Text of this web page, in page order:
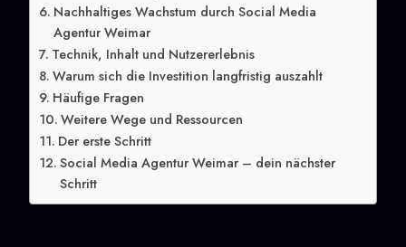
Nachhaltiges Wachstum durch Social Media
Agentur Weimar
Technik, Inhalt und Nutzererlebnis
Warum sich die Investition langfristig auszahlt
Häufige Fragen
Weitere Wege und Ressourcen
Der erste Schritt
Social Media Agentur Weimar – dein nächster
Schritt